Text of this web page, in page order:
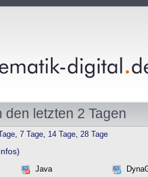
letzten 2 Tagen
, 7 Tage, 14 Tage, 28 Tage
Java